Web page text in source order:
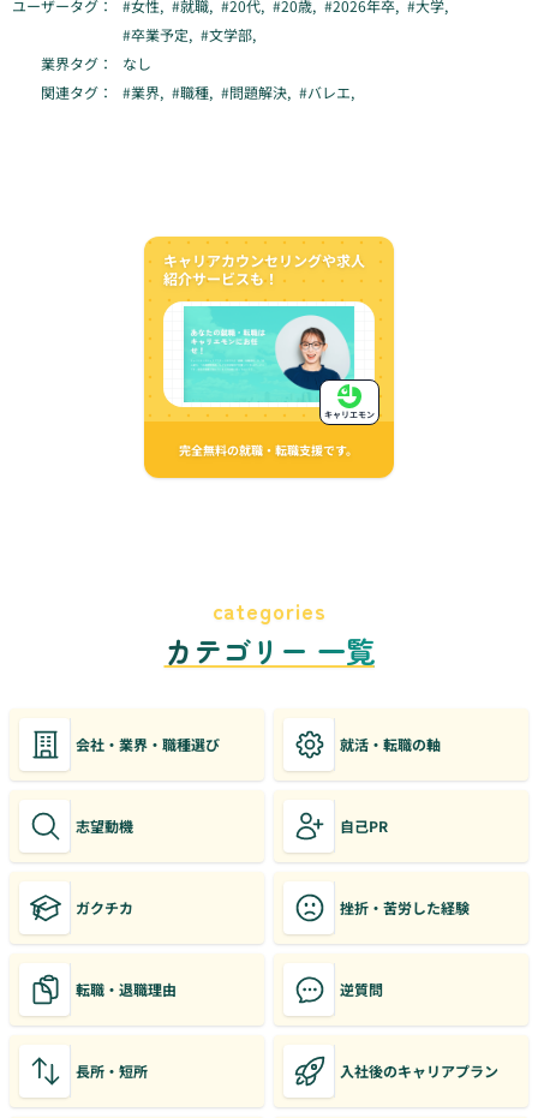
ユーザータグ： #女性, #就職, #20代, #20歳, #2026年卒, #大学,
#卒業予定, #文学部,
業界タグ：
なし
関連タグ：
#業界, #職種, #問題解決, #バレエ,
キャリアカウンセリングや求人
紹介サービスも！
完全無料の就職・転職支援です。
キャリエモン
categories
カテゴリー 一覧
会社・業界・職種選び 就活・転職の軸
志望動機 自己PR
ガクチカ 挫折・苦労した経験
転職・退職理由 逆質問
長所・短所 入社後のキャリアプラン